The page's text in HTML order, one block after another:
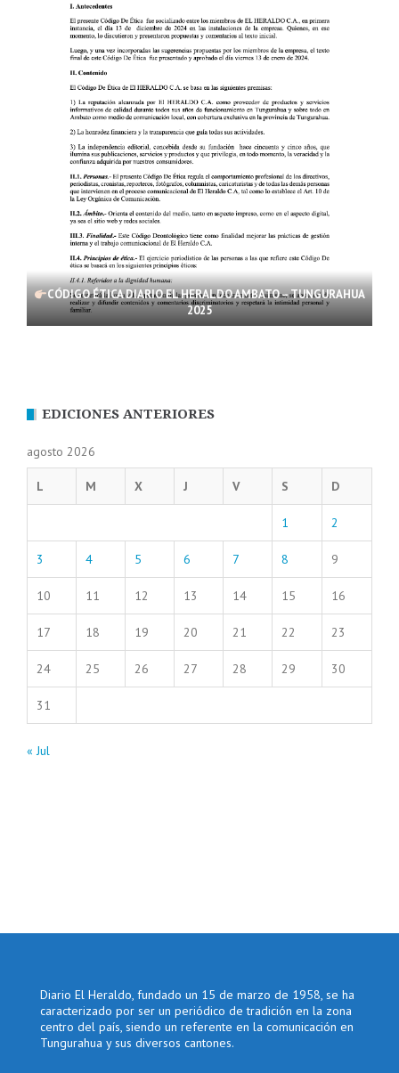
CÓDIGO ÉTICA DIARIO EL HERALDO AMBATO – TUNGURAHUA
2025
EDICIONES ANTERIORES
agosto 2026
L M X J V S D
1 2
3 4 5 6 7 8 9
10 11 12 13 14 15 16
17 18 19 20 21 22 23
24 25 26 27 28 29 30
31
« Jul
Diario El Heraldo, fundado un 15 de marzo de 1958, se ha
caracterizado por ser un periódico de tradición en la zona
centro del país, siendo un referente en la comunicación en
Tungurahua y sus diversos cantones.